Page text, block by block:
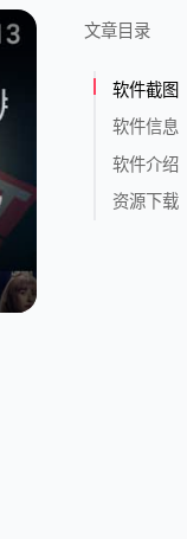
文章目录
软件截图
软件信息
软件介绍
资源下载